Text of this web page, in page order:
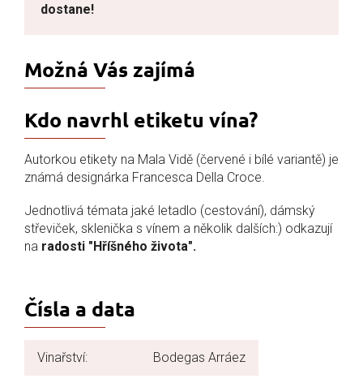
dostane!
Možná Vás zajímá
Kdo navrhl etiketu vína?
Autorkou etikety na Mala Vidě (červené i bílé variantě) je
známá designárka Francesca Della Croce.
Jednotlivá témata jaké letadlo (cestování), dámský
střeviček, sklenička s vínem a několik dalších:) odkazují
na radosti "Hříšného života".
Čísla a data
Vinařství: Bodegas Arráez